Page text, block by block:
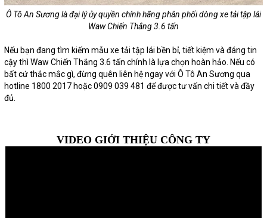
Ô Tô An Sương là đại lý ủy quyền chính hãng phân phối dòng xe tải tập lái
Waw Chiến Thắng 3.6 tấn
Nếu bạn đang tìm kiếm mẫu xe tải tập lái bền bỉ, tiết kiệm và đáng tin
cậy thì Waw Chiến Thắng 3.6 tấn chính là lựa chọn hoàn hảo. Nếu có
bất cứ thắc mắc gì, đừng quên liên hệ ngay với Ô Tô An Sương qua
hotline 1800 2017 hoặc 0909 039 481 để được tư vấn chi tiết và đầy
đủ.
VIDEO GIỚI THIỆU CÔNG TY